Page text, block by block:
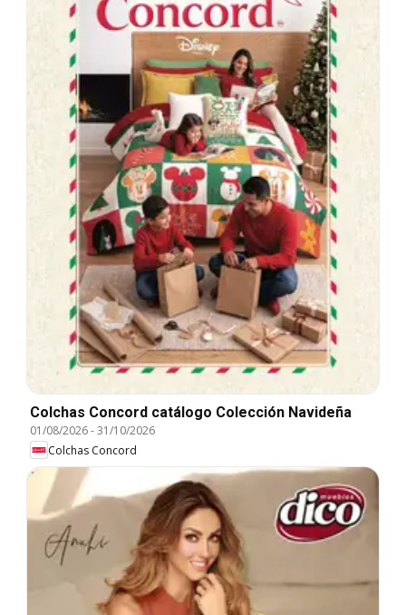
Colchas Concord catálogo Colección Navideña
01/08/2026-31/10/2026
Colchas Concord